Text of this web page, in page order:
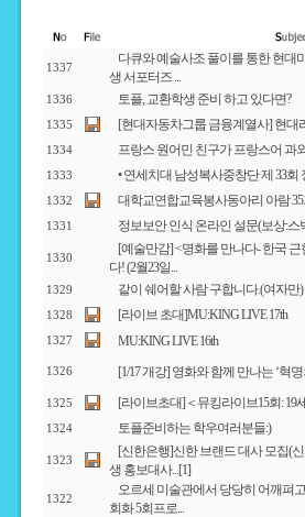
1337
다큐와 예술사조 풀이를 통한 현대
생 서포터즈 ...
1336 토플, 교환학생 준비 하고 있다면?
1335 [현대자동차그룹 금융계열사] 현대
1334 프랑스 원어민 친구가 프랑스어 과
1333 • 연세치대 남성복사중창단 제 33
1332 대학교연합교육봉사동아리 아람
1331 정보보안 인식 온라인 설문(보상:스
1330
[예술만감] <명화를 만나다- 한국
다! (2월23일...
1329 같이 쉐어할 사람 구합니다.(여자만)
1328 [라이브 초대]MU:KING LIVE 17th
1327 MU:KING LIVE 16th
1326 [1/17 개강] 영화와 함께 만나는 ‘혁
1325 [라이브초대]＜뮤킹라이브15회: 19
1324 토플준비하는 학우여러분들:)
1323
[신한은행]신한 브랜드 대사 모집(
생 홍보대사...[1]
1322
오르세 미술관에서 당당히 어깨펴
회화 5회프로...